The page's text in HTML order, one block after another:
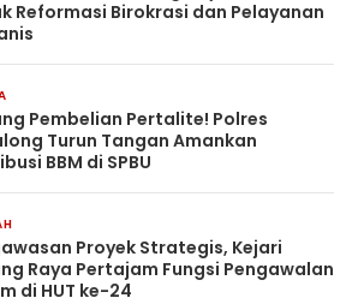
Reformasi Birokrasi dan Pelayanan
Pembelian Pertalite! Polres
Turun Tangan Amankan
BBM di SPBU
Proyek Strategis, Kejari
Raya Pertajam Fungsi Pengawalan
di HUT ke-24